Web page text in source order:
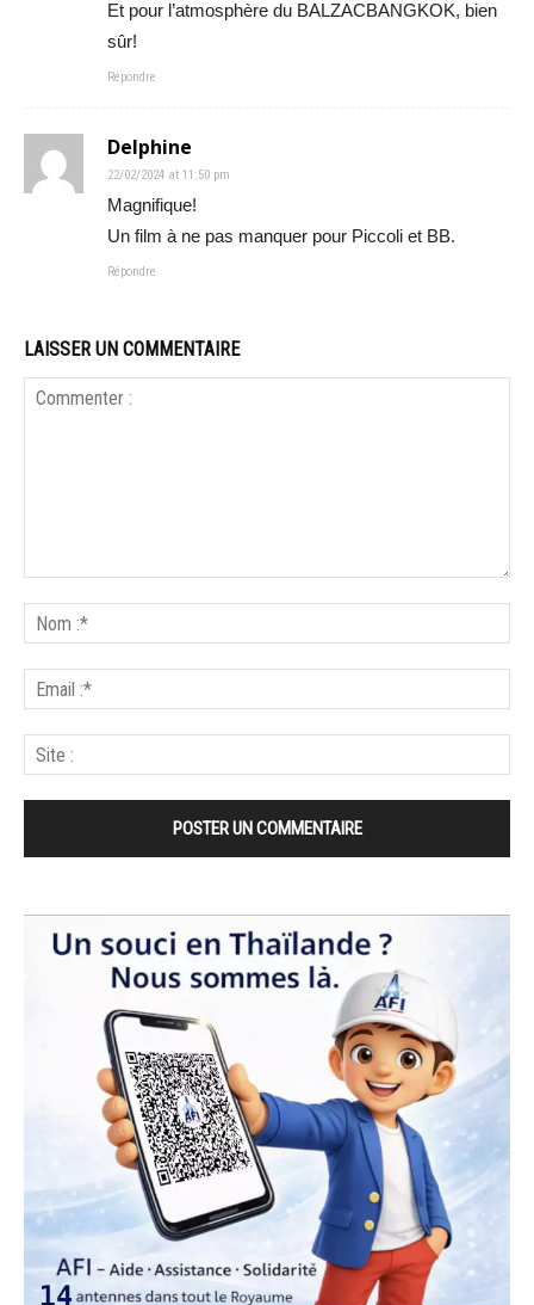
Et pour l’atmosphère du BALZACBANGKOK, bien
sûr!
Répondre
Delphine
22/02/2024 at 11:50 pm
Magnifique!
Un film à ne pas manquer pour Piccoli et BB.
Répondre
LAISSER UN COMMENTAIRE